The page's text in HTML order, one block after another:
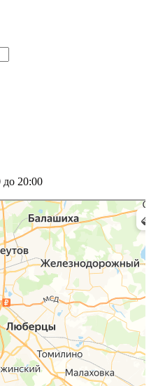
до 20:00
онлайн — Яндекс.Карты